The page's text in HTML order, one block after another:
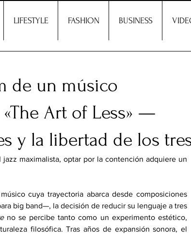
LIFESTYLE FASHION BUSINESS
de un músico
Art of Less» —
y la libertad de los
jazz maximalista, optar por la contención adquiere un
cuya trayectoria abarca desde composiciones
big band—, la decisión de reducir su lenguaje a tres
no se percibe tanto como un experimento estético,
filosófica. Tras años de expansión sonora, el